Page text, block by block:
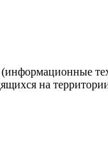
(информационные
на